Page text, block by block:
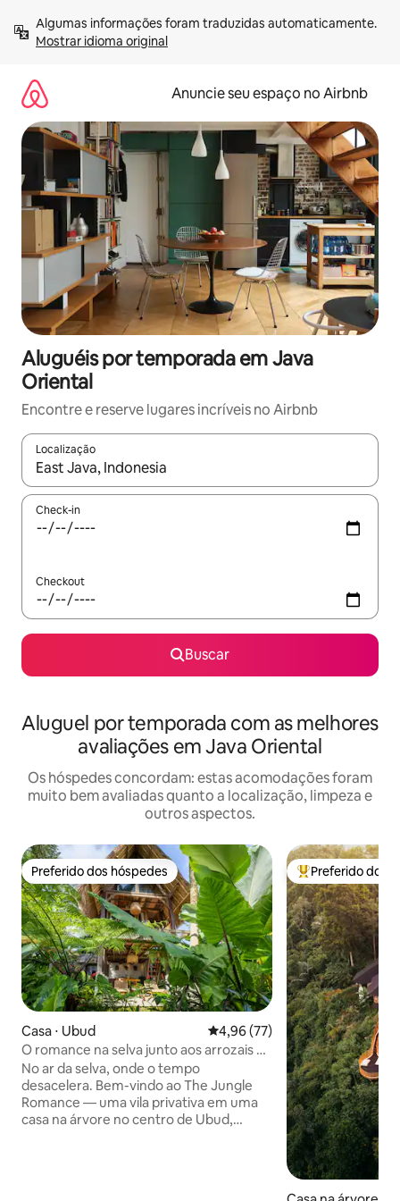
para
Mostrar idioma original
Anuncie seu espaço no Airbnb
Aluguéis por temporada em Java
Oriental
Encontre e reserve lugares incríveis no Airbnb
Localização
Quando os resultados estiverem disponíveis, explore-os
Check-in
Checkout
Buscar
Aluguel por temporada com as melhores
avaliações em Java Oriental
Os hóspedes concordam: estas acomodações foram
muito bem avaliadas quanto a localização, limpeza e
outros aspectos.
Preferido dos hóspedes
Preferido dos hóspedes
Casa ⋅ Ubud 4,96 de uma avaliação média
4,96 (77)
O romance na selva junto aos arrozais –
Vila em Ubud
No ar da selva, onde o tempo
desacelera. Bem-vindo ao The Jungle
Romance — uma vila privativa em uma
casa na árvore no centro de Ubud,
Entre os
Preferido dos